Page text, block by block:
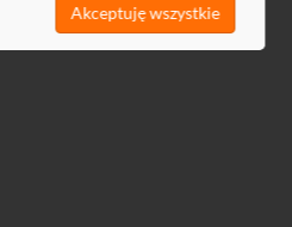
Akceptuję wszystkie